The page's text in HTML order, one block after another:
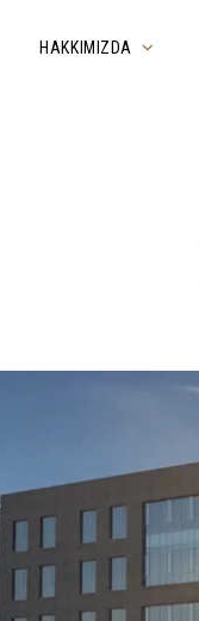
HAKKIMIZDA